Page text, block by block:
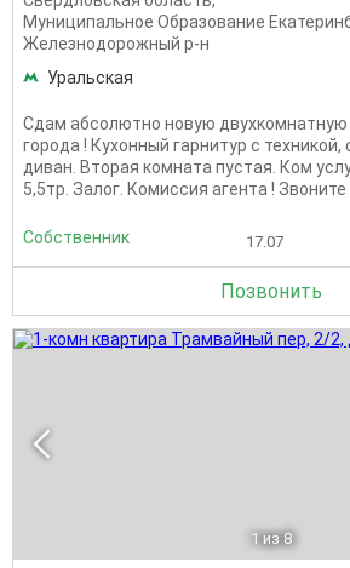
Муниципальное Образование
Железнодорожный р-н
Уральская
Сдам абсолютно новую двухкомнатную
города ! Кухонный гарнитур с техникой,
диван. Вторая комната пустая. Ком
5,5тр. Залог. Комиссия агента ! Звоните
Собственник 17.07
Позвонить
1 из 8